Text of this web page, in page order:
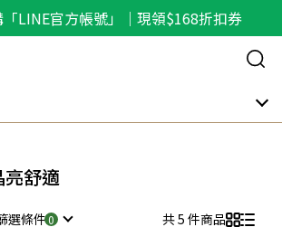
LINE官方帳號」｜現領$168折扣券
舒適
選條件 共 5 件商品